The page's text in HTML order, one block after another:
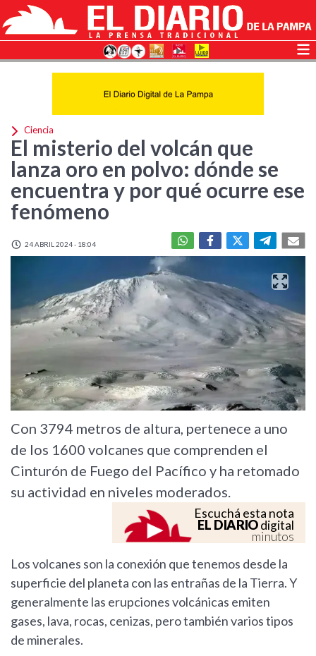
Ciencia
El misterio del volcán que
lanza oro en polvo: dónde se
encuentra y por qué ocurre ese
fenómeno
24 ABRIL 2024 - 18:04
Con 3794 metros de altura, pertenece a uno
de los 1600 volcanes que comprenden el
Cinturón de Fuego del Pacífico y ha retomado
su actividad en niveles moderados.
Escuchá esta nota
EL DIARIOdigital
minutos
Los volcanes son la conexión que tenemos desde la
superficie del planeta con las entrañas de la Tierra. Y
generalmente las erupciones volcánicas emiten
gases, lava, rocas, cenizas, pero también varios tipos
de minerales.